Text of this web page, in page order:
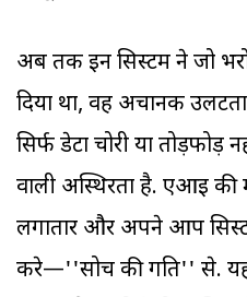
अब तक इन सिस्टम ने जो
दिया था, वह अचानक
सिर्फ डेटा चोरी या
वाली अस्थिरता है. एआइ की
लगातार और अपने आप
करे—''सोच की गति'' से. यह